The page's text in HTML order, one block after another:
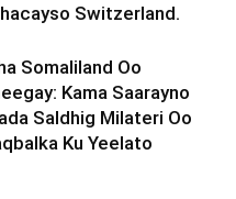
Switzerland.
Somaliland Oo
Kama Saarayno
Saldhig Milateri Oo
Ku Yeelato